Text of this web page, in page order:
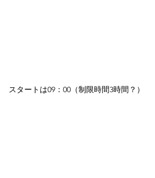
スタートは09：00（制限時間3時間？）